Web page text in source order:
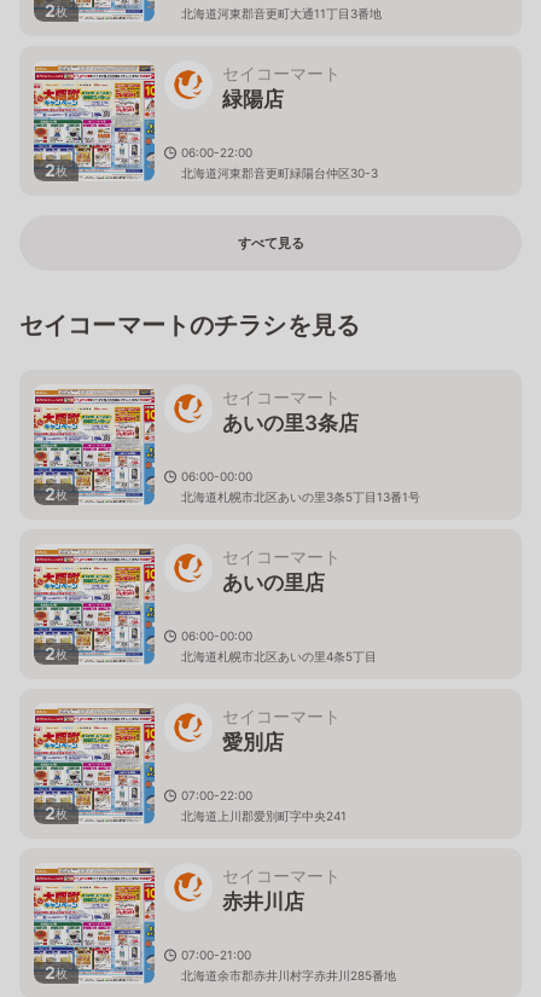
2枚
北海道河東郡音更町大通11丁目3番地
2枚
セイコーマート
緑陽店
06:00-22:00
北海道河東郡音更町緑陽台仲区30-3
すべて見る
セイコーマートのチラシを見る
2枚
セイコーマート
あいの里3条店
06:00-00:00
北海道札幌市北区あいの里3条5丁目13番1号
2枚
セイコーマート
あいの里店
06:00-00:00
北海道札幌市北区あいの里4条5丁目
2枚
セイコーマート
愛別店
07:00-22:00
北海道上川郡愛別町字中央241
2枚
セイコーマート
赤井川店
07:00-21:00
北海道余市郡赤井川村字赤井川285番地